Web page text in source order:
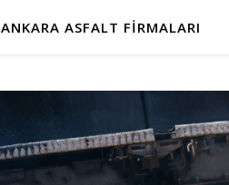
ANKARA ASFALT FIRMALARI